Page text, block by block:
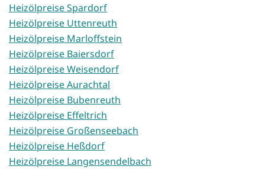
Heizölpreise Spardorf
Heizölpreise Uttenreuth
Heizölpreise Marloffstein
Heizölpreise Baiersdorf
Heizölpreise Weisendorf
Heizölpreise Aurachtal
Heizölpreise Bubenreuth
Heizölpreise Effeltrich
Heizölpreise Großenseebach
Heizölpreise Heßdorf
Heizölpreise Langensendelbach